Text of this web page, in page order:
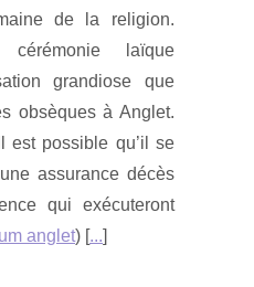
de la religion.
cérémonie laïque
grandiose que
obsèques à Anglet.
est possible qu’il se
assurance décès
qui exécuteront
anglet) [...]